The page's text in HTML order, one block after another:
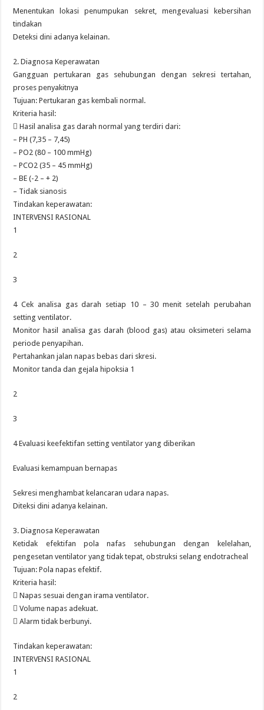
Menentukan lokasi penumpukan sekret, mengevaluasi kebersihan
tindakan
Deteksi dini adanya kelainan.
2. Diagnosa Keperawatan
Gangguan pertukaran gas sehubungan dengan sekresi tertahan,
proses penyakitnya
Tujuan: Pertukaran gas kembali normal.
Kriteria hasil:
 Hasil analisa gas darah normal yang terdiri dari:
– PH (7,35 – 7,45)
– PO2 (80 – 100 mmHg)
– PCO2 (35 – 45 mmHg)
– BE (-2 – + 2)
– Tidak sianosis
Tindakan keperawatan:
INTERVENSI RASIONAL
1
2
3
4 Cek analisa gas darah setiap 10 – 30 menit setelah perubahan
setting ventilator.
Monitor hasil analisa gas darah (blood gas) atau oksimeteri selama
periode penyapihan.
Pertahankan jalan napas bebas dari skresi.
Monitor tanda dan gejala hipoksia 1
2
3
4 Evaluasi keefektifan setting ventilator yang diberikan
Evaluasi kemampuan bernapas
Sekresi menghambat kelancaran udara napas.
Diteksi dini adanya kelainan.
3. Diagnosa Keperawatan
Ketidak efektifan pola nafas sehubungan dengan kelelahan,
pengesetan ventilator yang tidak tepat, obstruksi selang endotracheal
Tujuan: Pola napas efektif.
Kriteria hasil:
 Napas sesuai dengan irama ventilator.
 Volume napas adekuat.
 Alarm tidak berbunyi.
Tindakan keperawatan:
INTERVENSI RASIONAL
1
2